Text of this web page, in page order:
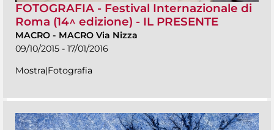
FOTOGRAFIA - Festival Internazionale di
Roma (14^ edizione) - IL PRESENTE
MACRO - MACRO Via Nizza
09/10/2015 - 17/01/2016
Mostra|Fotografia